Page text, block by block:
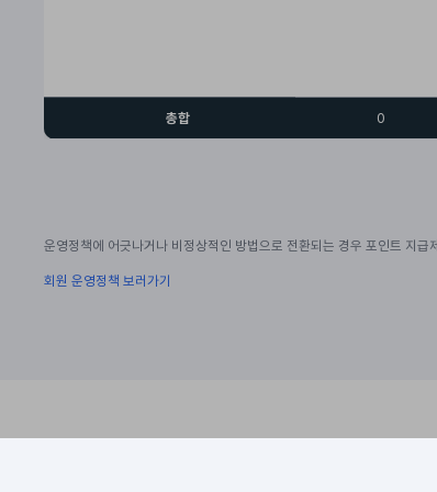
총합 0
운영정책에 어긋나거나 비정상적인 방법으로 전환되는 경우 포인트 지급
회원 운영정책 보러가기